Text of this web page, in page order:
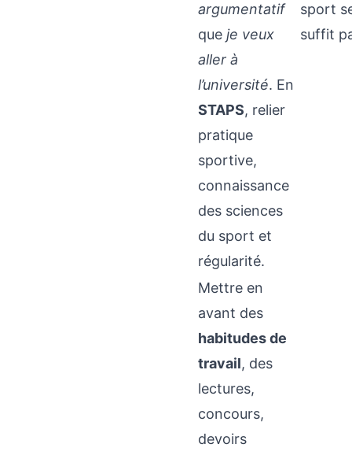
argumentatif
que je veux
aller à
l’université. En
STAPS, relier
pratique
sportive,
connaissance
des sciences
du sport et
régularité.
sport
suffit
Mettre en
avant des
habitudes de
travail, des
lectures,
concours,
devoirs